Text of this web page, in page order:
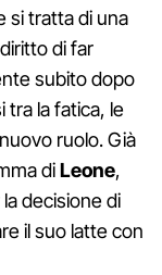
si tratta di una
di far
subito dopo
tra la fatica, le
ruolo. Già
diLeone,
decisione di
il suo latte con